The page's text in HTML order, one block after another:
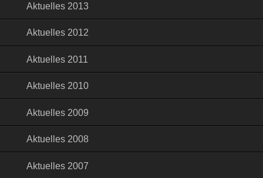
Aktuelles 2013
Aktuelles 2012
Aktuelles 2011
Aktuelles 2010
Aktuelles 2009
Aktuelles 2008
Aktuelles 2007